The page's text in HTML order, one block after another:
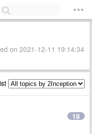
on 2021-12-11 19:14:34
18